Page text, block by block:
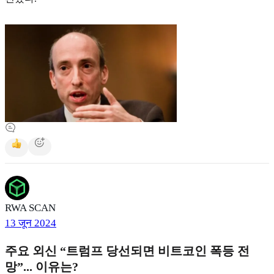
RWA SCAN
13 जून 2024
주요 외신 “트럼프 당선되면 비트코인 폭등 전
망”... 이유는?